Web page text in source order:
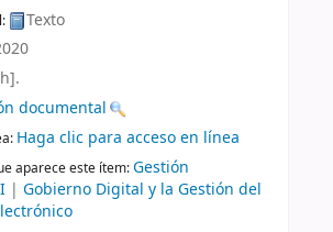
Texto
.
documental
Haga clic para acceso en línea
aparece este ítem:Gestión
| Gobierno Digital y la Gestión del